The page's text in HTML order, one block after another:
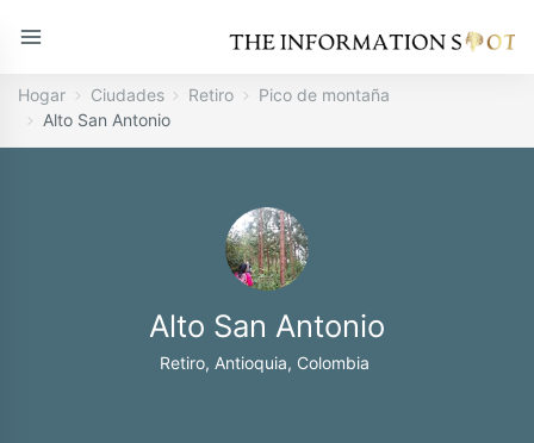
Hogar Ciudades Retiro
Pico de montaña
Alto San Antonio
Alto San Antonio
Retiro, Antioquia, Colombia